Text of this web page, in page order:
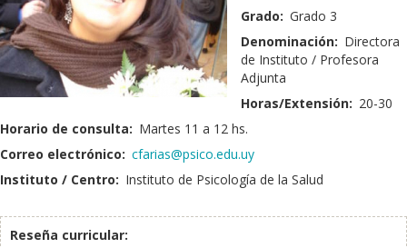
Grado: Grado 3
Denominación: Directora
de Instituto / Profesora
Adjunta
Horas/Extensión: 20-30
Horario de consulta: Martes 11 a 12 hs.
Correo electrónico: cfarias@psico.edu.uy
Instituto / Centro: Instituto de Psicología de la Salud
Reseña curricular: